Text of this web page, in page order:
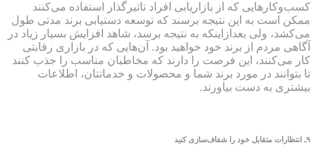
کسب‌وکارهایی که از بازاریابی افراد تاثیرگذار استفاده می‌کنند
ممکن است به این نتیجه برسند که توسعه دستیابی برند مدتی طول
می‌کشد، ولی بعدازاینکه به نتیجه برسد، شاهد افزایش بسیار زیاد در
آگاهی مردم از برند خود خواهید بود. آن‌هایی که در بازاری رقابتی
کار می‌کنند، این فرصت را دارند که مخاطبان مناسب را جذب کنند
تا بتوانند در مورد برند شما و محصولات و خدماتتان، اطلاعات
بیشتری به دست بیاورند.
۹ـ انتظارات متقابل خود را شفاف‌سازی کنید